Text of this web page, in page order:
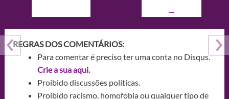
→
REGRAS DOS COMENTÁRIOS:
Para comentar é preciso ter uma conta no Disqus.
Crie a sua aqui.
Proibido discussões políticas.
Proibido racismo, homofobia ou qualquer tipo de